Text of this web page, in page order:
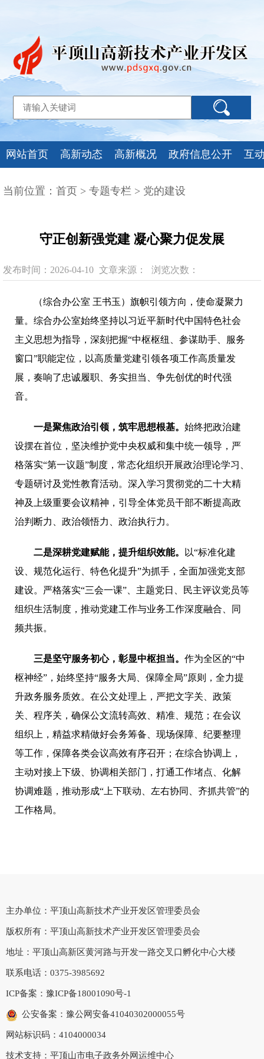
网站首页 高新动态 高新概况 政府信息公开 互
当前位置： 首页 > 专题专栏 > 党的建设
守正创新强党建 凝心聚力促发展
发布时间：2026-04-10 文章来源： 浏览次数：
（综合办公室 王书玉）旗帜引领方向，使命凝聚力
量。综合办公室始终坚持以习近平新时代中国特色社会
主义思想为指导，深刻把握“中枢枢纽、参谋助手、服务
窗口”职能定位，以高质量党建引领各项工作高质量发
展，奏响了忠诚履职、务实担当、争先创优的时代强
音。
一是聚焦政治引领，筑牢思想根基。 始终把政治建
设摆在首位，坚决维护党中央权威和集中统一领导，严
格落实“第一议题”制度，常态化组织开展政治理论学习、
专题研讨及党性教育活动。深入学习贯彻党的二十大精
神及上级重要会议精神，引导全体党员干部不断提高政
治判断力、政治领悟力、政治执行力。
二是深耕党建赋能，提升组织效能。
以“标准化建
设、规范化运行、特色化提升”为抓手，全面加强党支部
建设。严格落实“三会一课”、主题党日、民主评议党员等
组织生活制度，推动党建工作与业务工作深度融合、同
频共振。
三是坚守服务初心，彰显中枢担当。 作为全区的“中
枢神经”，始终坚持“服务大局、保障全局”原则，全力提
升政务服务质效。在公文处理上，严把文字关、政策
关、程序关，确保公文流转高效、精准、规范；在会议
组织上，精益求精做好会务筹备、现场保障、纪要整理
等工作，保障各类会议高效有序召开；在综合协调上，
主动对接上下级、协调相关部门，打通工作堵点、化解
协调难题，推动形成“上下联动、左右协同、齐抓共管”的
工作格局。
主办单位：平顶山高新技术产业开发区管理委员会
版权所有：平顶山高新技术产业开发区管理委员会
地址：平顶山高新区黄河路与开发一路交叉口孵化中心大楼
联系电话：0375-3985692
ICP备案： 豫ICP备18001090号-1
公安备案：豫公网安备41040302000055号
网站标识码：4104000034
技术支持：平顶山市电子政务外网运维中心